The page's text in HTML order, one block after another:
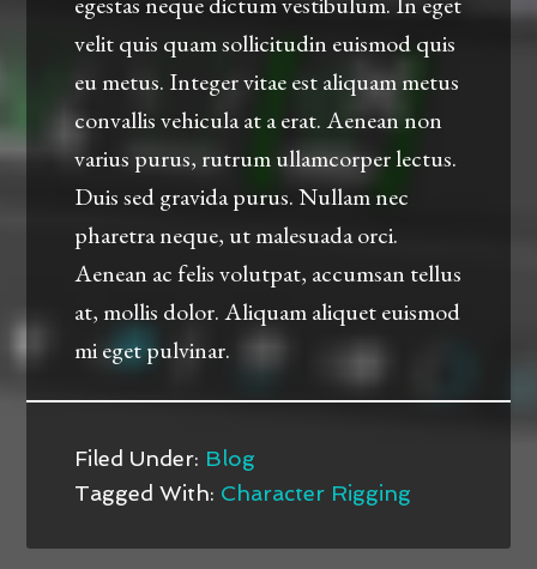
velit quis quam sollicitudin euismod quis
eu metus. Integer vitae est aliquam metus
convallis vehicula at a erat. Aenean non
varius purus, rutrum ullamcorper lectus.
Duis sed gravida purus. Nullam nec
pharetra neque, ut malesuada orci.
Aenean ac felis volutpat, accumsan tellus
at, mollis dolor. Aliquam aliquet euismod
mi eget pulvinar.
Filed Under: Blog
Tagged With: Character Rigging